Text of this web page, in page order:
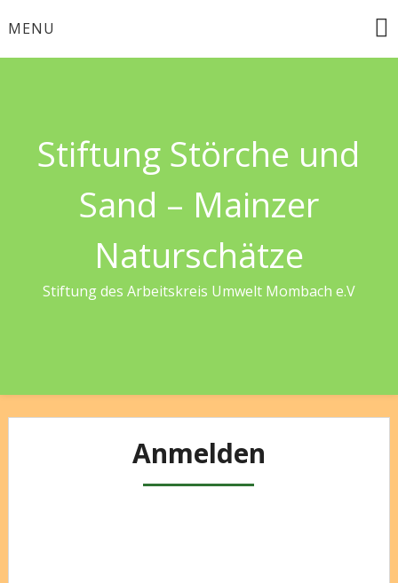
toMENU
Stiftung Störche und
Sand – Mainzer
Naturschätze
Stiftung des Arbeitskreis Umwelt Mombach e.V
Anmelden